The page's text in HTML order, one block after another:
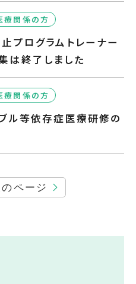
療関係の方
プログラムトレーナー
は終了しました
療関係の方
ル等依存症医療研修の
のページ